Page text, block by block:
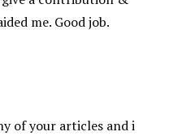
me. Good job.
of your articles and i